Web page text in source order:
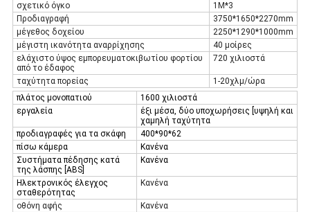
σχετικό όγκο
1M*3
Προδιαγραφή
3750*1650*2270mm
μέγεθος δοχείου
2250*1290*1000mm
μέγιστη ικανότητα αναρρίχησης
40 μοίρες
ελάχιστο ύψος εμπορευματοκιβωτίου φορτίου
από το έδαφος
720 χιλιοστά
ταχύτητα πορείας
1-20χλμ/ώρα
πλάτος μονοπατιού
1600 χιλιοστά
εργαλεία
έξι μέσα, δύο υποχωρήσεις [υψηλή και
χαμηλή ταχύτητα
προδιαγραφές για τα σκάφη
400*90*62
πίσω κάμερα
Κανένα
Συστήματα πέδησης κατά
της λάσπης [ABS]
Κανένα
Ηλεκτρονικός έλεγχος
σταθερότητας
Κανένα
οθόνη αφής
Κανένα